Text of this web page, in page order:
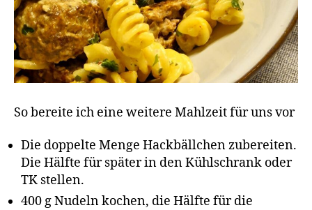
So bereite ich eine weitere Mahlzeit für uns vor
Die doppelte Menge Hackbällchen zubereiten.
Die Hälfte für später in den Kühlschrank oder
TK stellen.
400 g Nudeln kochen, die Hälfte für die